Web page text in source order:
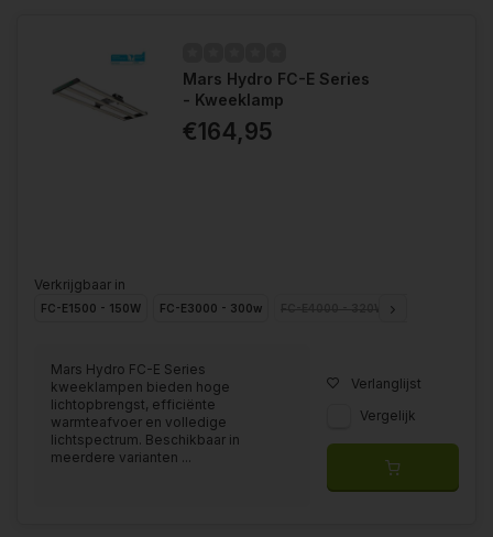
Mars Hydro FC-E Series
- Kweeklamp
€164,95
Verkrijgbaar in
FC-E1500 - 150W FC-E3000 - 300w
Mars Hydro FC-E Series
kweeklampen bieden hoge
lichtopbrengst, efficiënte
warmteafvoer en volledige
lichtspectrum. Beschikbaar in
meerdere varianten ...
Verlanglijst
Vergelijk